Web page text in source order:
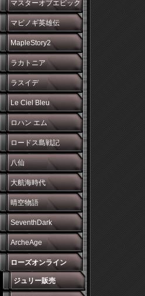
マスターオブエピック
マビノギ英雄伝
MapleStory2
ラカトニア
ラスイデ
Le Ciel Bleu
ロハン エム
ロードス島戦記
八仙
大航海時代
晴空物語
SeventhDark
ArcheAge
ローズオンライン
ジュリー販売